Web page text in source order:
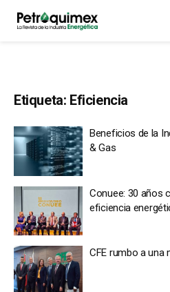
Etiqueta: Eficiencia
Beneficios de la
& Gas
Conuee: 30 años
eficiencia
CFE rumbo a una